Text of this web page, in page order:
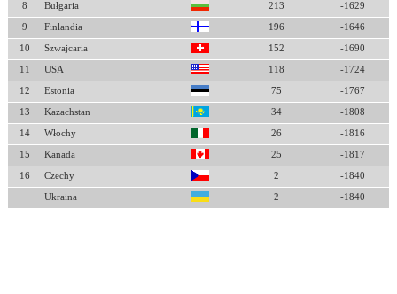
8 Bułgaria 213 -1629
9 Finlandia 196 -1646
10 Szwajcaria 152 -1690
11 USA 118 -1724
12 Estonia 75 -1767
13 Kazachstan 34 -1808
14 Włochy 26 -1816
15 Kanada 25 -1817
16 Czechy 2 -1840
Ukraina 2 -1840